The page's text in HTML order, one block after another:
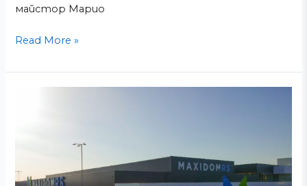
майстор Марио
Read More »
Сърбия